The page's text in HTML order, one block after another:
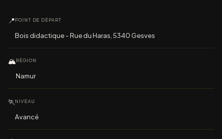
📍POINT DE DÉPART
Bois didactique - Rue du Haras, 5340 Gesves
🏔RÉGION
Namur
🏃 NIVEAU
Avancé